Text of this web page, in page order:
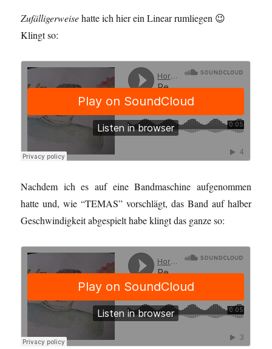
Zufälligerweisehatte ich hier ein Linear rumliegen 😉
Klingt so:
Nachdem ich es auf eine Bandmaschine aufgenommen
hatte und, wie “TEMAS” vorschlägt, das Band auf halber
Geschwindigkeit abgespielt habe klingt das ganze so: